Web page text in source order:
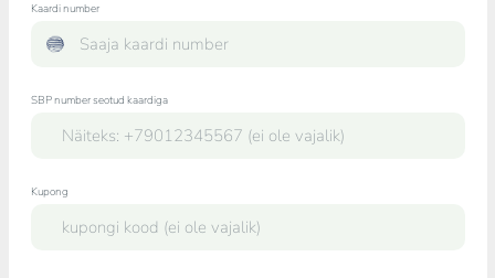
Kaardi number
SBP number seotud kaardiga
Kupong